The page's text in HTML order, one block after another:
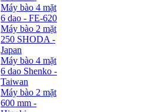
Máy bào 4 mặt
6 dao - FE-620
Máy bào 2 mặt
250 SHODA -
Japan
Máy bào 4 mặt
6 dao Shenko -
Taiwan
Máy bào 2 mặt
600 mm -